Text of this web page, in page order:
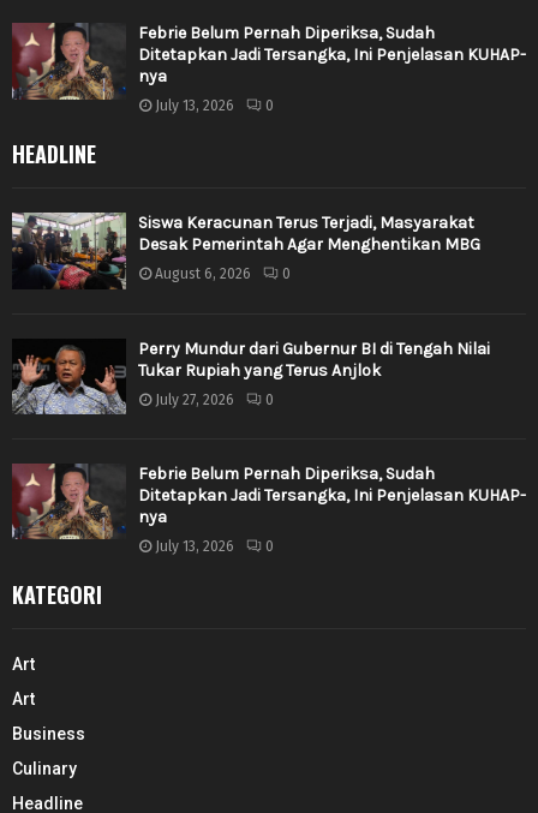
Febrie Belum Pernah Diperiksa, Sudah
Ditetapkan Jadi Tersangka, Ini Penjelasan KUHAP-
nya
July 13, 2026 0
HEADLINE
Siswa Keracunan Terus Terjadi, Masyarakat
Desak Pemerintah Agar Menghentikan MBG
August 6, 2026 0
Perry Mundur dari Gubernur BI di Tengah Nilai
Tukar Rupiah yang Terus Anjlok
July 27, 2026 0
Febrie Belum Pernah Diperiksa, Sudah
Ditetapkan Jadi Tersangka, Ini Penjelasan KUHAP-
nya
July 13, 2026 0
KATEGORI
Art
Art
Business
Culinary
Headline